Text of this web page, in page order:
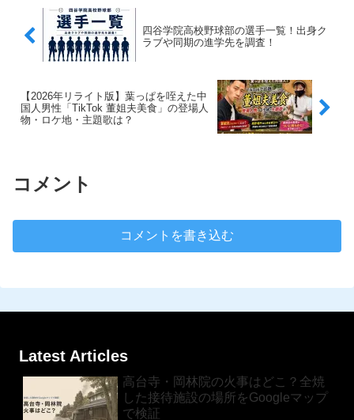
四谷学院高校野球部の選手一覧！出身ク
ラブや同期の進学先を調査！
【2026年リライト版】葉っぱを咥えた中
国人男性「TikTok 董姐夫美食」の登場人
物・ロケ地・主題歌は？
コメント
コメントを書き込む
Latest Articles
高台寺・岡林院の火事はどこ？全焼
した接待施設の場所をGoogleマップ
で検証